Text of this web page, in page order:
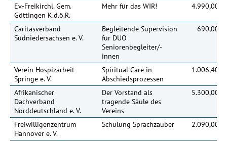
Ev.-Freikirchl. Gem.
Göttingen K.d.ö.R.
Mehr für das WIR! 4.990,00 €
Caritasverband
Südniedersachsen e. V.
Begleitende Supervision
für DUO
Seniorenbegleiter/-
innen
690,00 €
Verein Hospizarbeit
Springe e. V.
Spiritual Care in
Abschiedsprozessen
1.006,40 €
Afrikanischer
Dachverband
Norddeutschland e. V.
Der Vorstand als
tragende Säule des
Vereins
5.300,00 €
Freiwilligenzentrum
Hannover e. V.
Schulung Sprachzauber 2.090,00 €